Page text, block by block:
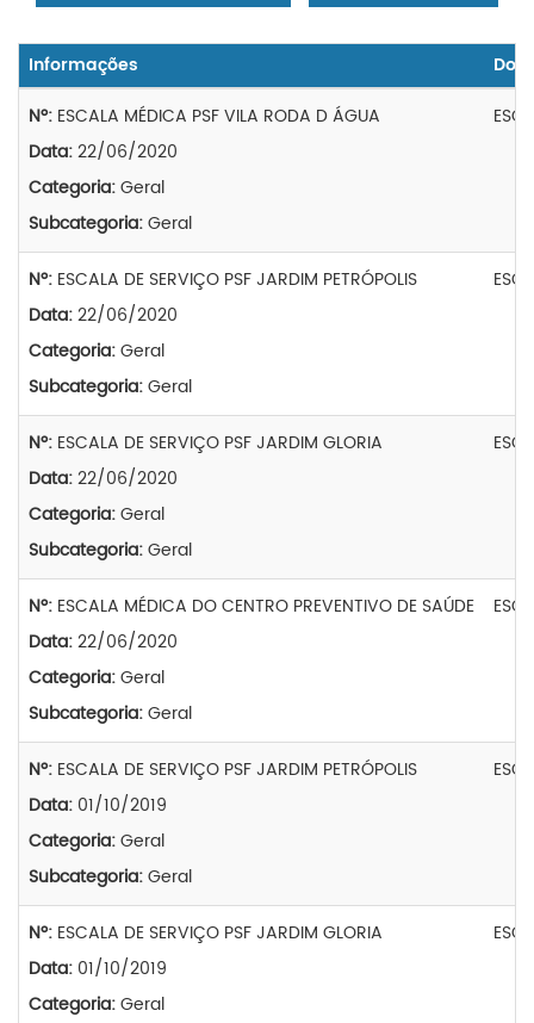
Informações
Nº: ESCALA MÉDICA PSF VILA RODA D ÁGUA
Data:22/06/2020
Categoria:Geral
Subcategoria:Geral
Nº: ESCALA DE SERVIÇO PSF JARDIM PETRÓPOLIS
Data:22/06/2020
Categoria:Geral
Subcategoria:Geral
Nº: ESCALA DE SERVIÇO PSF JARDIM GLORIA
Data:22/06/2020
Categoria:Geral
Subcategoria:Geral
Nº: ESCALA MÉDICA DO CENTRO PREVENTIVO DE SAÚDE
Data:22/06/2020
Categoria:Geral
Subcategoria:Geral
Nº: ESCALA DE SERVIÇO PSF JARDIM PETRÓPOLIS
Data: 01/10/2019
Categoria:Geral
Subcategoria:Geral
Nº: ESCALA DE SERVIÇO PSF JARDIM GLORIA
Data: 01/10/2019
Categoria:Geral